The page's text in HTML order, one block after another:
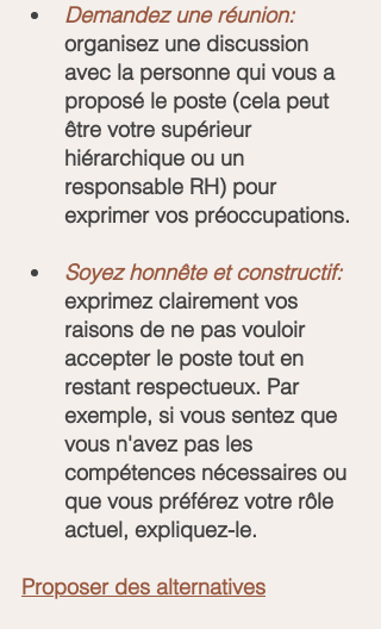
Demandez une réunion:
organisez une discussion
avec la personne qui vous a
proposé le poste (cela peut
être votre supérieur
hiérarchique ou un
responsable RH) pour
exprimer vos préoccupations.
Soyez honnête et constructif:
exprimez clairement vos
raisons de ne pas vouloir
accepter le poste tout en
restant respectueux. Par
exemple, si vous sentez que
vous n'avez pas les
compétences nécessaires ou
que vous préférez votre rôle
actuel, expliquez-le.
Proposer des alternatives